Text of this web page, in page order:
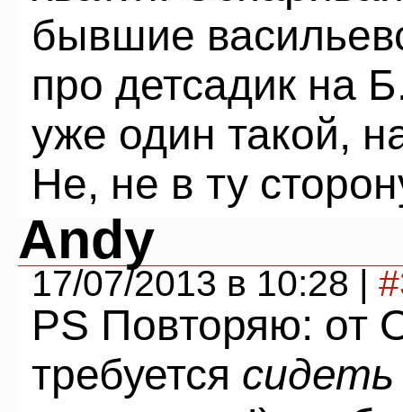
бывшие
про детсадик на
уже один такой,
Не, не в ту
Andy
17/07/2013 в 10:28 |
PS Повторяю: от
требуется сидеть